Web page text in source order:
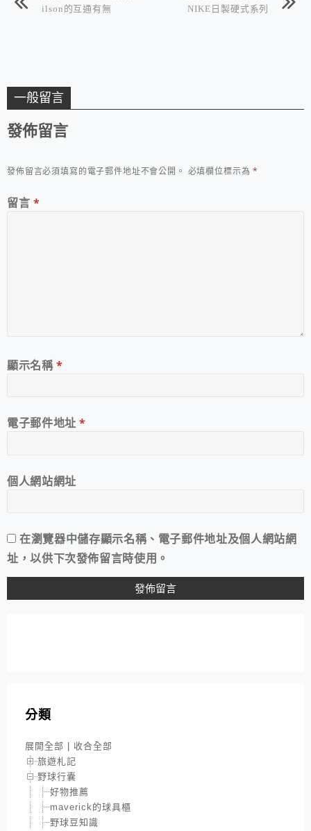
ilson的互通有無
NIKE日製硬式系列
一般留言
發佈留言
發佈留言必須填寫的電子郵件地址不會公開。 必填欄位標示為*
留言 *
顯示名稱*
電子郵件地址*
個人網站網址
在瀏覽器中儲存顯示名稱、電子郵件地址及個人網站網
址，以供下次發佈留言時使用。
分類
展開全部 | 收合全部
旅遊札記
野球行囊
好物推薦
maverick的球具櫃
野球豆知識